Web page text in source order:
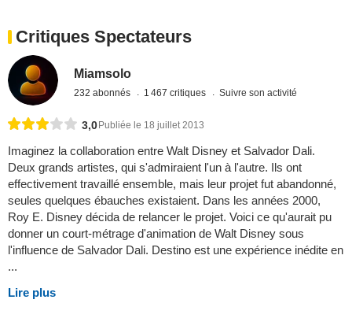
Critiques Spectateurs
Miamsolo
232 abonnés 1 467 critiques Suivre son activité
3,0 Publiée le 18 juillet 2013
Imaginez la collaboration entre Walt Disney et Salvador Dali.
Deux grands artistes, qui s'admiraient l'un à l'autre. Ils ont
effectivement travaillé ensemble, mais leur projet fut abandonné,
seules quelques ébauches existaient. Dans les années 2000,
Roy E. Disney décida de relancer le projet. Voici ce qu'aurait pu
donner un court-métrage d'animation de Walt Disney sous
l'influence de Salvador Dali. Destino est une expérience inédite en
...
Lire plus